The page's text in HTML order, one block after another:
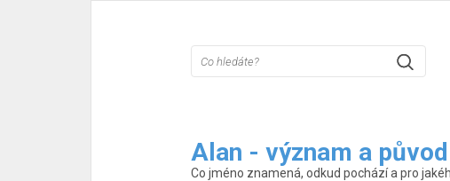
Alan - význam a
Co jméno znamená, odkud pochází a pro